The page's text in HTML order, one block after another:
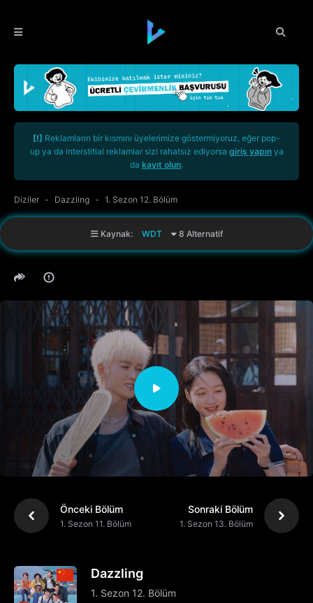
[!] Reklamların bir kısmını üyelerimize göstermiyoruz, eğer pop-
up ya da interstitial reklamlar sizi rahatsız ediyorsa giriş yapınya
da kayıt olun.
Diziler Dazzling 1. Sezon 12. Bölüm
Kaynak: WDT 8 Alternatif
Önceki Bölüm
1. Sezon 11. Bölüm
Sonraki Bölüm
1. Sezon 13. Bölüm
Dazzling
1. Sezon 12. Bölüm